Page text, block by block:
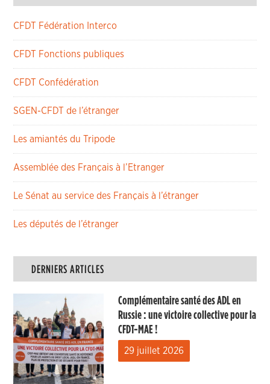
CFDT Fédération Interco
CFDT Fonctions publiques
CFDT Confédération
SGEN-CFDT de l’étranger
Les amiantés du Tripode
Assemblée des Français à l’Etranger
Le Sénat au service des Français à l’étranger
Les députés de l’étranger
DERNIERS ARTICLES
Complémentaire santé des ADL en
Russie : une victoire collective pour la
CFDT-MAE !
29 juillet 2026